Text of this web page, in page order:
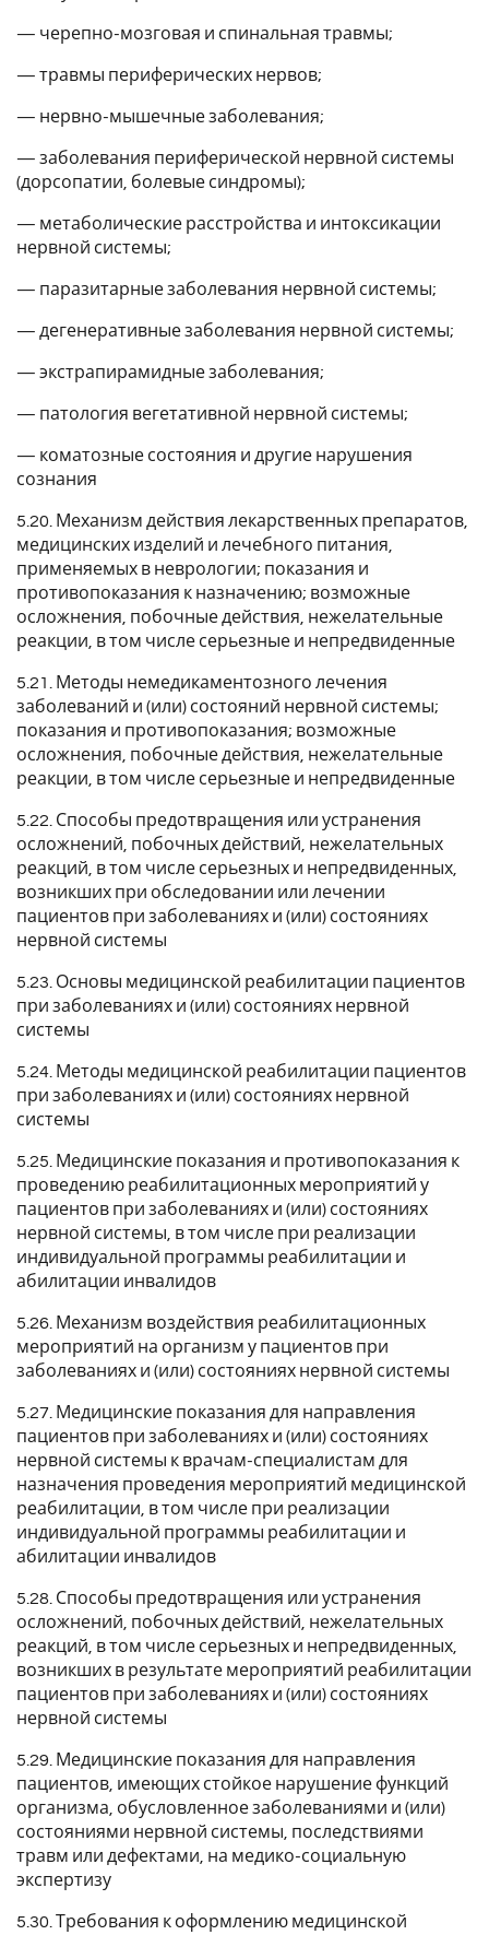
— черепно-мозговая и спинальная травмы;
— травмы периферических нервов;
— нервно-мышечные заболевания;
— заболевания периферической нервной системы
(дорсопатии, болевые синдромы);
— метаболические расстройства и интоксикации
нервной системы;
— паразитарные заболевания нервной системы;
— дегенеративные заболевания нервной системы;
— экстрапирамидные заболевания;
— патология вегетативной нервной системы;
— коматозные состояния и другие нарушения
сознания
5.20. Механизм действия лекарственных препаратов,
медицинских изделий и лечебного питания,
применяемых в неврологии; показания и
противопоказания к назначению; возможные
осложнения, побочные действия, нежелательные
реакции, в том числе серьезные и непредвиденные
5.21. Методы немедикаментозного лечения
заболеваний и (или) состояний нервной системы;
показания и противопоказания; возможные
осложнения, побочные действия, нежелательные
реакции, в том числе серьезные и непредвиденные
5.22. Способы предотвращения или устранения
осложнений, побочных действий, нежелательных
реакций, в том числе серьезных и непредвиденных,
возникших при обследовании или лечении
пациентов при заболеваниях и (или) состояниях
нервной системы
5.23. Основы медицинской реабилитации пациентов
при заболеваниях и (или) состояниях нервной
системы
5.24. Методы медицинской реабилитации пациентов
при заболеваниях и (или) состояниях нервной
системы
5.25. Медицинские показания и противопоказания к
проведению реабилитационных мероприятий у
пациентов при заболеваниях и (или) состояниях
нервной системы, в том числе при реализации
индивидуальной программы реабилитации и
абилитации инвалидов
5.26. Механизм воздействия реабилитационных
мероприятий на организм у пациентов при
заболеваниях и (или) состояниях нервной системы
5.27. Медицинские показания для направления
пациентов при заболеваниях и (или) состояниях
нервной системы к врачам-специалистам для
назначения проведения мероприятий медицинской
реабилитации, в том числе при реализации
индивидуальной программы реабилитации и
абилитации инвалидов
5.28. Способы предотвращения или устранения
осложнений, побочных действий, нежелательных
реакций, в том числе серьезных и непредвиденных,
возникших в результате мероприятий реабилитации
пациентов при заболеваниях и (или) состояниях
нервной системы
5.29. Медицинские показания для направления
пациентов, имеющих стойкое нарушение функций
организма, обусловленное заболеваниями и (или)
состояниями нервной системы, последствиями
травм или дефектами, на медико-социальную
экспертизу
5.30. Требования к оформлению медицинской